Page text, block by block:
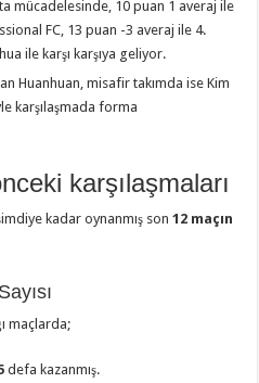
mücadelesinde, 10 puan 1 averaj ile
FC, 13 puan -3 averaj ile 4.
ile karşı karşıya geliyor.
Huanhuan, misafir takımda ise Kim
karşılaşmada forma
karşılaşmaları
kadar oynanmış son12 maçın
maçlarda;
defa kazanmış.